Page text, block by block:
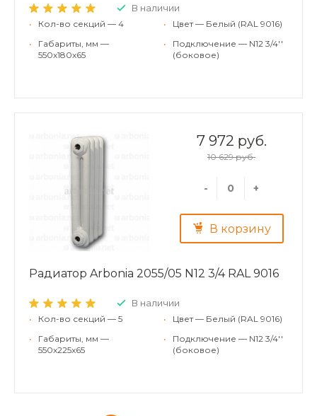
В наличии
•
Кол-во секций — 4
•
Габариты, мм —
550x180x65
•
Цвет — Белый (RAL 9016)
•
Подключение — N12 3/4''
(боковое)
7 972 руб.
10 629 руб.
- +
В корзину
Радиатор Arbonia 2055/05 N12 3/4 RAL 9016
В наличии
•
Кол-во секций — 5
•
Габариты, мм —
550x225x65
•
Цвет — Белый (RAL 9016)
•
Подключение — N12 3/4''
(боковое)